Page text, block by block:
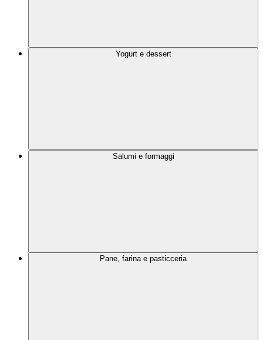
Yogurt e dessert
Salumi e formaggi
Pane, farina e pasticceria